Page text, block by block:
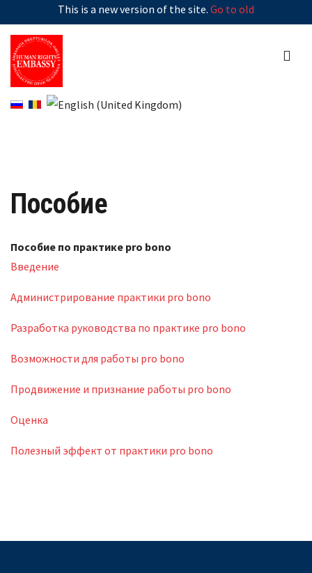
This is a new version of the site. Go to old
Пособие
Пособие по практике pro bono
Введение
Администрирование практики pro bono
Разработка руководства по практике pro bono
Возможности для работы pro bono
Продвижение и признание работы pro bono
Оценка
Полезный эффект от практики pro bono